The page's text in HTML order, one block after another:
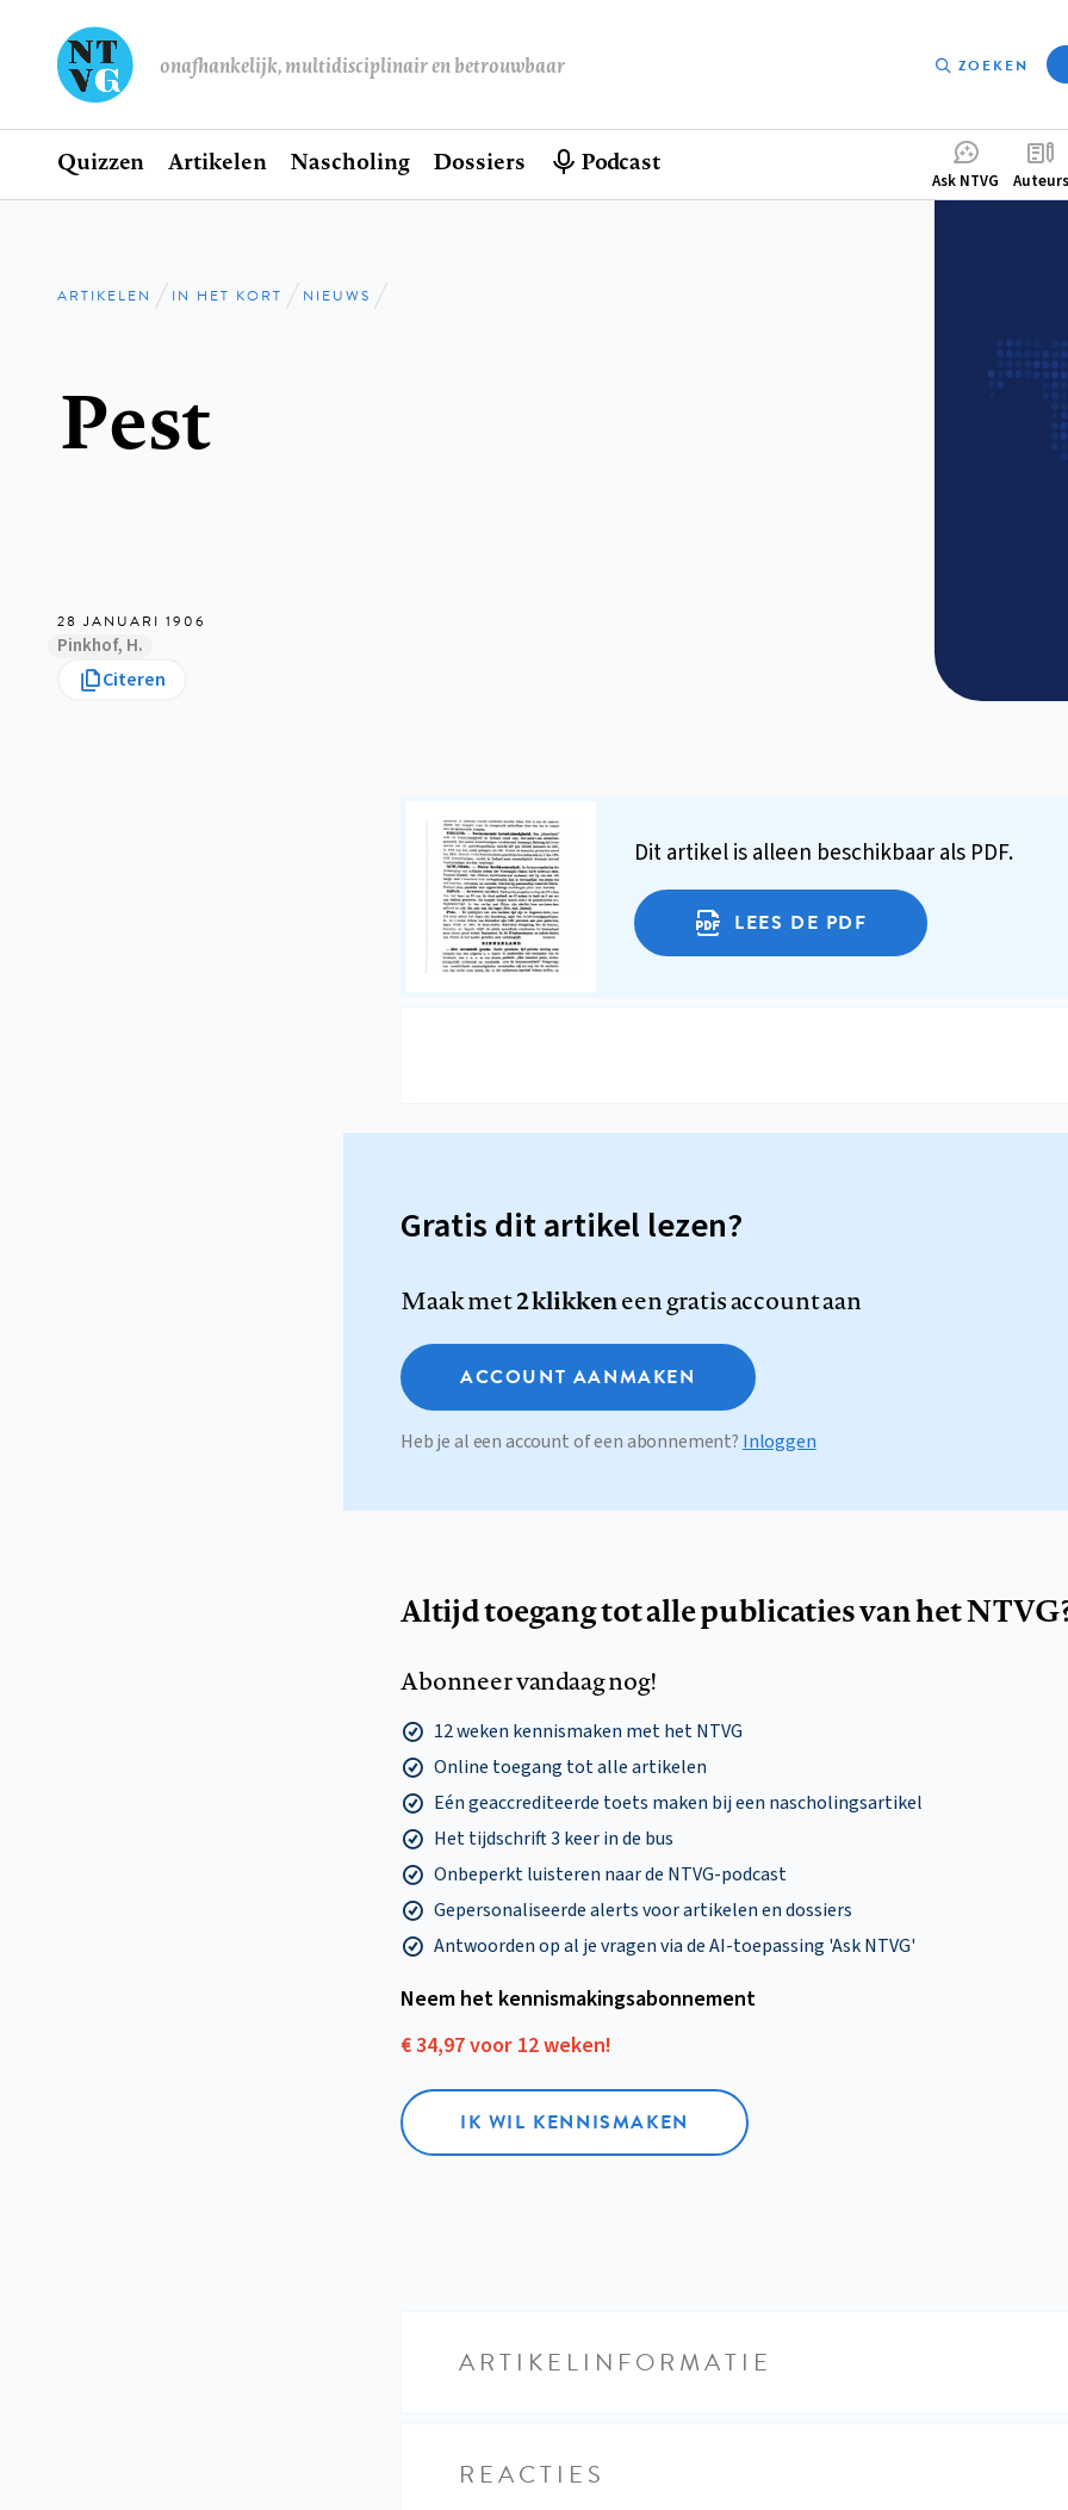
onafhankelijk, multidisciplinair en betrouwbaar ZOEKEN
Hoofdnavigatie
Home
Quizzen Artikelen Nascholing Dossiers Podcast
Ask NTVG Auteurs
Kruimelpad
ARTIKELEN IN HET KORT NIEUWS
Pest
28 JANUARI 1906
Pinkhof, H.
Citeren
Dit artikel is alleen beschikbaar als PDF.
LEES DE PDF
Gratis dit artikel lezen?
Maak met2 klikkeneen gratis account aan
ACCOUNT AANMAKEN
Heb je al een account of een abonnement? Inloggen
Altijd toegang tot alle publicaties van het
Abonneer vandaag nog!
12 weken kennismaken met het NTVG
Online toegang tot alle artikelen
Eén geaccrediteerde toets maken bij een nascholingsartikel
Het tijdschrift 3 keer in de bus
Onbeperkt luisteren naar de NTVG-podcast
Gepersonaliseerde alerts voor artikelen en dossiers
Antwoorden op al je vragen via de AI-toepassing 'Ask NTVG'
Neem het kennismakings­abonnement
€ 34,97 voor 12 weken!
IK WIL KENNISMAKEN
ARTIKELINFORMATIE
REACTIES